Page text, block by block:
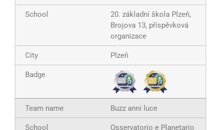
20. základní škola Plzeň,
Brojova 13, příspěvková
organizace
Plzeň
Buzz anni luce
Osservatorio e Planetario